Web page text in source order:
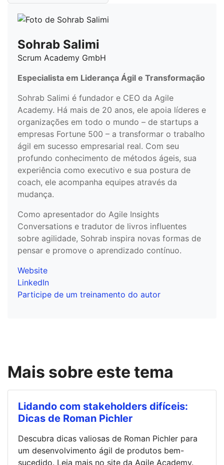
Sohrab Salimi
Scrum Academy GmbH
Especialista em Liderança Ágil e Transformação
Sohrab Salimi é fundador e CEO da Agile
Academy. Há mais de 20 anos, ele apoia líderes e
organizações em todo o mundo – de startups a
empresas Fortune 500 – a transformar o trabalho
ágil em sucesso empresarial real. Com seu
profundo conhecimento de métodos ágeis, sua
experiência como executivo e sua postura de
coach, ele acompanha equipes através da
mudança.
Como apresentador do Agile Insights
Conversations e tradutor de livros influentes
sobre agilidade, Sohrab inspira novas formas de
pensar e promove o aprendizado contínuo.
Website
LinkedIn
Participe de um treinamento do autor
Mais sobre este tema
Lidando com stakeholders difíceis:
Dicas de Roman Pichler
Descubra dicas valiosas de Roman Pichler para
um desenvolvimento ágil de produtos bem-
sucedido. Leia mais no site da Agile Academy.